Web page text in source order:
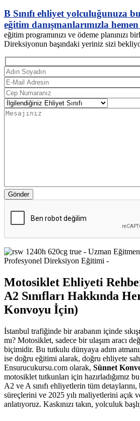
B Sınıfı ehliyet yolculuğunuza
eğitim danışmanlarımızla
eğitim programınızı ve ödeme planınızı
Direksiyonun başındaki yeriniz sizi
Gönder
Motosiklet Ehliyeti
A2 Sınıfları Hakkında
Konvoyu İçin)
İstanbul trafiğinde bir arabanın içinde
mı? Motosiklet, sadece bir ulaşım aracı
biçimidir. Bu tutkulu dünyaya adım
ise doğru eğitimi alarak, doğru ehliyete
Ensurucukursu.com olarak, Sünnet
motosiklet tutkunları için hazırladığımız
A2 ve A sınıfı ehliyetlerin tüm
süreçlerini ve 2025 yılı maliyetlerini açık
anlatıyoruz. Kaskınızı takın, yolculuk